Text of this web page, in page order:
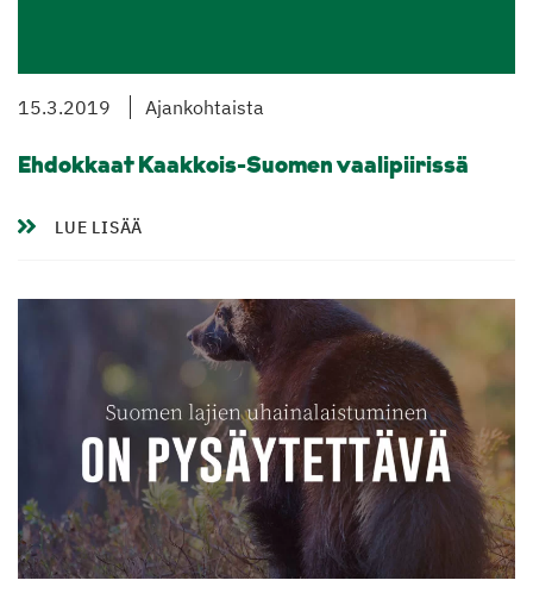
15.3.2019 Ajankohtaista
Ehdokkaat Kaakkois-Suomen vaalipiirissä
LUE LISÄÄ